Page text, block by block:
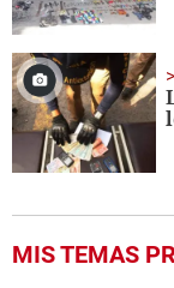
MIS TEMAS